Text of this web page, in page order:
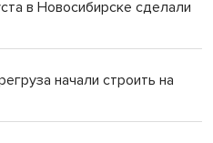
в Новосибирске сделали
начали строить на